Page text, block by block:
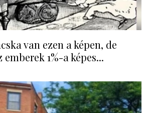
van ezen a képen, de
emberek 1%-a képes...